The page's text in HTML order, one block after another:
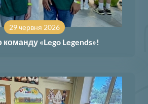
29 червня 2026
команду «Lego Legends»!